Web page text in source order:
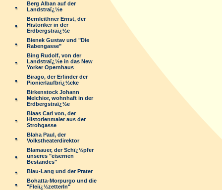
Berg Alban auf der
Landstraï¿½e
Bernleithner Ernst, der
Historiker in der
Erdbergstraï¿½e
Bienek Gustav und "Die
Rabengasse"
Bing Rudolf, von der
Landstraï¿½e in das New
Yorker Opernhaus
Birago, der Erfinder der
Pionierlaufbrï¿½cke
Birkenstock Johann
Melchior, wohnhaft in der
Erdbergstraï¿½e
Blaas Carl von, der
Historienmaler aus der
Strohgasse
Blaha Paul, der
Volkstheaterdirektor
Blamauer, der Schï¿½pfer
unseres "eisernen
Bestandes"
Blau-Lang und der Prater
Bohatta-Morpurgo und die
"Fleiï¿½zetterln"